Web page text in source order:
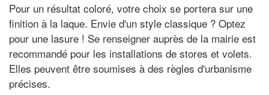
Pour un résultat coloré, votre choix se portera sur une
finition à la laque. Envie d'un style classique ? Optez
pour une lasure ! Se renseigner auprès de la mairie est
recommandé pour les installations de stores et volets.
Elles peuvent être soumises à des règles d'urbanisme
précises.